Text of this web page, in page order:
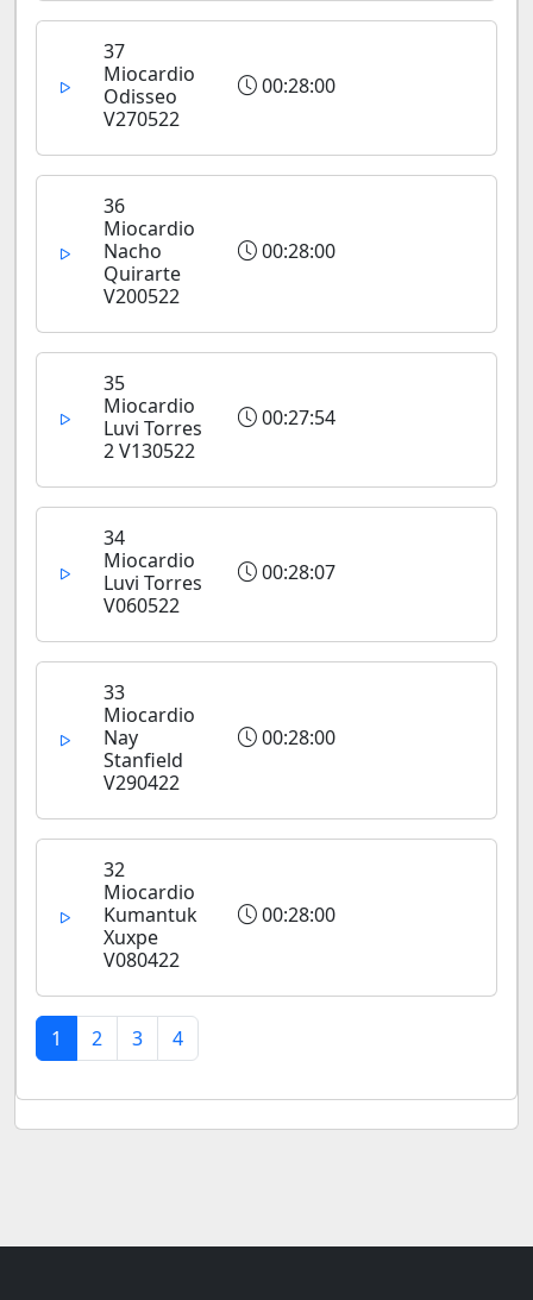
37
Miocardio
Odisseo
V270522
00:28:00
36
Miocardio
Nacho
Quirarte
V200522
00:28:00
35
Miocardio
Luvi Torres
2 V130522
00:27:54
34
Miocardio
Luvi Torres
V060522
00:28:07
33
Miocardio
Nay
Stanfield
V290422
00:28:00
32
Miocardio
Kumantuk
Xuxpe
V080422
00:28:00
1 2 3 4